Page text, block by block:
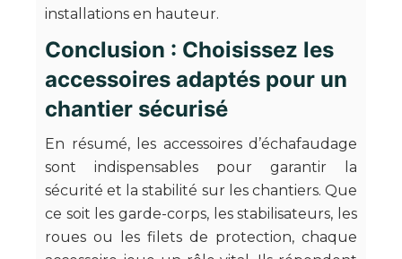
installations en hauteur.
Conclusion : Choisissez les
accessoires adaptés pour un
chantier sécurisé
En résumé, les accessoires d’échafaudage
sont indispensables pour garantir la
sécurité et la stabilité sur les chantiers. Que
ce soit les garde-corps, les stabilisateurs, les
roues ou les filets de protection, chaque